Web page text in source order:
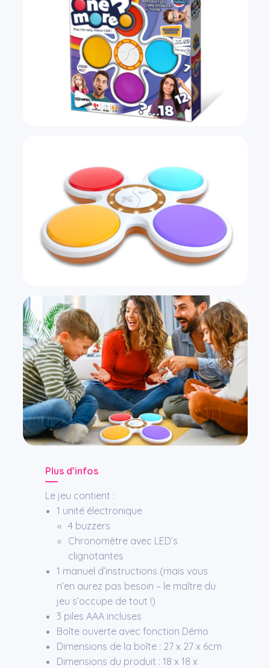
Plus d’infos
Le jeu contient :
1 unité électronique
4 buzzers
Chronomètre avec LED’s
clignotantes
1 manuel d’instructions (mais vous
n’en aurez pas besoin – le maître du
jeu s’occupe de tout !)
3 piles AAA incluses
Boîte ouverte avec fonction Démo
Dimensions de la boîte : 27 x 27 x 6cm
Dimensions du produit : 18 x 18 x